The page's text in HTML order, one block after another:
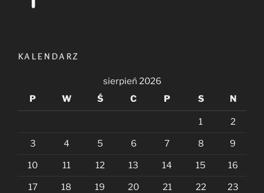
KALENDARZ
sierpień 2026
P
W Ś C P S N
1 2
3 4 5 6 7 8 9
10 11 12 13 14 15 16
17 18 19 20 21 22 23